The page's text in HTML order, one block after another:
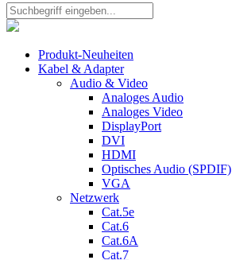
Produkt-Neuheiten
Kabel & Adapter
Audio & Video
Analoges Audio
Analoges Video
DisplayPort
DVI
HDMI
Optisches Audio (SPDIF)
VGA
Netzwerk
Cat.5e
Cat.6
Cat.6A
Cat.7